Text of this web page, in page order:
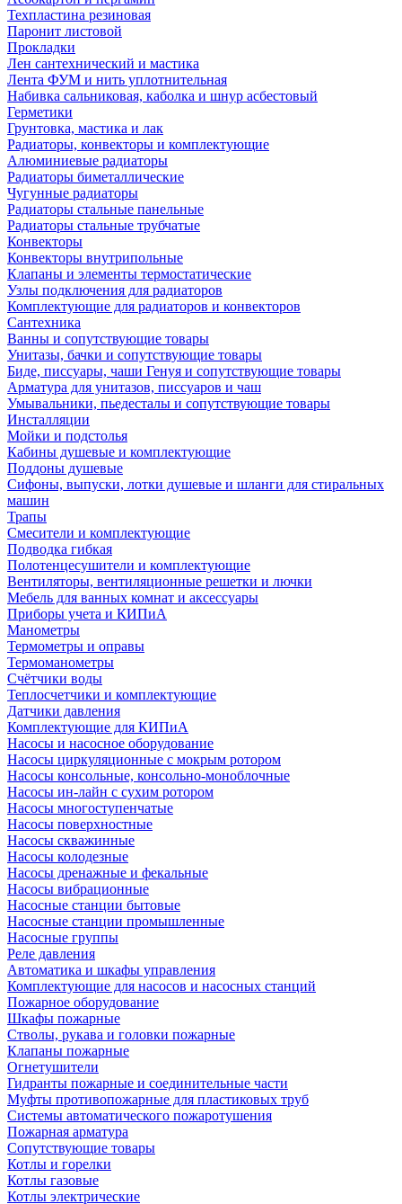
Техпластина резиновая
Паронит листовой
Прокладки
Лен сантехнический и мастика
Лента ФУМ и нить уплотнительная
Набивка сальниковая, каболка и шнур асбестовый
Герметики
Грунтовка, мастика и лак
Радиаторы, конвекторы и комплектующие
Алюминиевые радиаторы
Радиаторы биметаллические
Чугунные радиаторы
Радиаторы стальные панельные
Радиаторы стальные трубчатые
Конвекторы
Конвекторы внутрипольные
Клапаны и элементы термостатические
Узлы подключения для радиаторов
Комплектующие для радиаторов и конвекторов
Сантехника
Ванны и сопутствующие товары
Унитазы, бачки и сопутствующие товары
Биде, писсуары, чаши Генуя и сопутствующие товары
Арматура для унитазов, писсуаров и чаш
Умывальники, пьедесталы и сопутствующие товары
Инсталляции
Мойки и подстолья
Кабины душевые и комплектующие
Поддоны душевые
Сифоны, выпуски, лотки душевые и шланги для стиральных
машин
Трапы
Смесители и комплектующие
Подводка гибкая
Полотенцесушители и комплектующие
Вентиляторы, вентиляционные решетки и лючки
Мебель для ванных комнат и аксессуары
Приборы учета и КИПиА
Манометры
Термометры и оправы
Термоманометры
Счётчики воды
Теплосчетчики и комплектующие
Датчики давления
Комплектующие для КИПиА
Насосы и насосное оборудование
Насосы циркуляционные с мокрым ротором
Насосы консольные, консольно-моноблочные
Насосы ин-лайн с сухим ротором
Насосы многоступенчатые
Насосы поверхностные
Насосы скважинные
Насосы колодезные
Насосы дренажные и фекальные
Насосы вибрационные
Насосные станции бытовые
Насосные станции промышленные
Насосные группы
Реле давления
Автоматика и шкафы управления
Комплектующие для насосов и насосных станций
Пожарное оборудование
Шкафы пожарные
Стволы, рукава и головки пожарные
Клапаны пожарные
Огнетушители
Гидранты пожарные и соединительные части
Муфты противопожарные для пластиковых труб
Системы автоматического пожаротушения
Пожарная арматура
Сопутствующие товары
Котлы и горелки
Котлы газовые
Котлы электрические